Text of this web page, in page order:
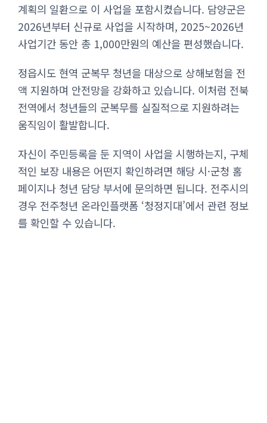
계획의 일환으로 이 사업을 포함시켰습니다. 담양군은
2026년부터 신규로 사업을 시작하며, 2025~2026년
사업기간 동안 총 1,000만원의 예산을 편성했습니다.
정읍시도 현역 군복무 청년을 대상으로 상해보험을 전
액 지원하며 안전망을 강화하고 있습니다. 이처럼 전북
전역에서 청년들의 군복무를 실질적으로 지원하려는
움직임이 활발합니다.
자신이 주민등록을 둔 지역이 사업을 시행하는지, 구체
적인 보장 내용은 어떤지 확인하려면 해당 시·군청 홈
페이지나 청년 담당 부서에 문의하면 됩니다. 전주시의
경우 전주청년 온라인플랫폼 ‘청정지대’에서 관련 정보
를 확인할 수 있습니다.